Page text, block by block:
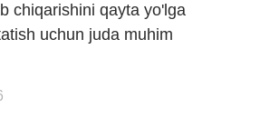
chiqarishini qayta yo'lga
uchun juda muhim